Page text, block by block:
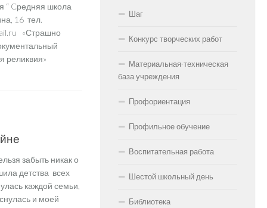
“ Cредняя школа
16 тел.
«Страшно
реликвия»
забыть никак о
детства всех
каждой семьи,
и моей
Шаг
Конкурс творческих работ
Материальная-техническая
база учреждения
Профориентация
Профильное обучение
Воспитательная работа
Шестой школьный день
Библиотека